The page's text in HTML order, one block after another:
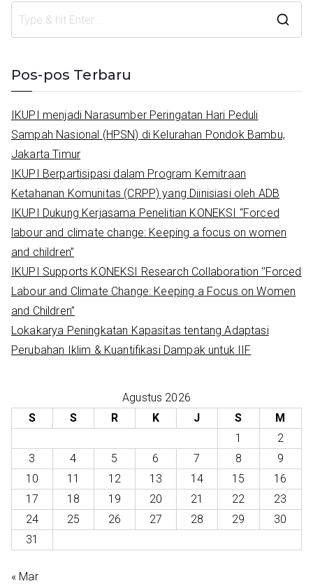
Pos-pos Terbaru
IKUPI menjadi Narasumber Peringatan Hari Peduli
Sampah Nasional (HPSN) di Kelurahan Pondok Bambu,
Jakarta Timur
IKUPI Berpartisipasi dalam Program Kemitraan
Ketahanan Komunitas (CRPP) yang Diinisiasi oleh ADB
IKUPI Dukung Kerjasama Penelitian KONEKSI “Forced
labour and climate change: Keeping a focus on women
and children”
IKUPI Supports KONEKSI Research Collaboration ‘’Forced
Labour and Climate Change: Keeping a Focus on Women
and Children’’
Lokakarya Peningkatan Kapasitas tentang Adaptasi
Perubahan Iklim & Kuantifikasi Dampak untuk IIF
Agustus 2026
S
S R K J S
M
1
2
3
4 5 6 7 8
9
10
11 12 13 14 15
16
17
18 19 20 21 22
23
24
25 26 27 28 29
30
31
« Mar